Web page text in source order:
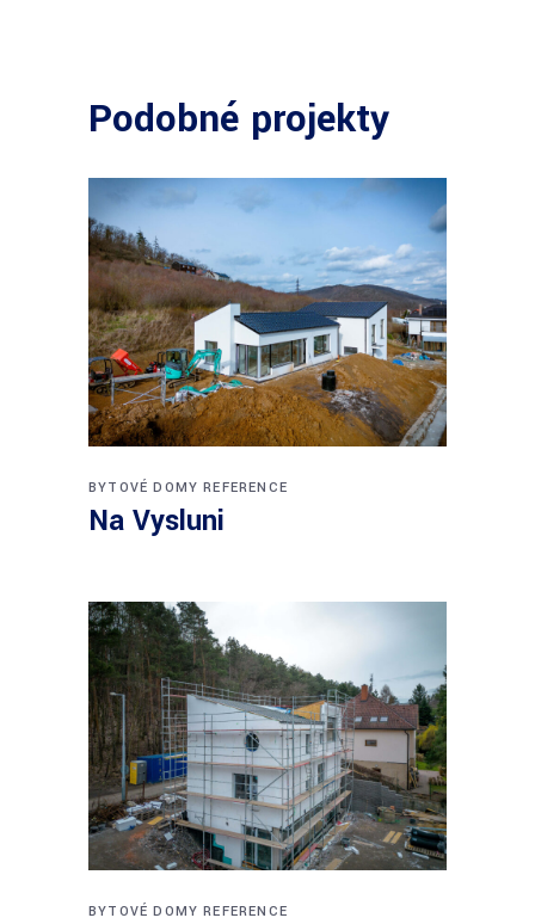
Podobné projekty
BYTOVÉ DOMY REFERENCE
Na Vysluni
BYTOVÉ DOMY REFERENCE